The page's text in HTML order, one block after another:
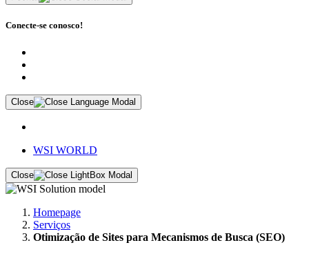
Conecte-se conosco!
Close
WSI WORLD
Close
Homepage
Serviços
Otimização de Sites para Mecanismos de Busca (SEO)